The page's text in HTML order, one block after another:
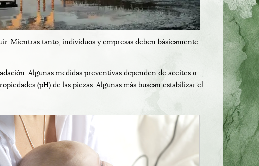
Mientras tanto, individuos y empresas deben básicamente
Algunas medidas preventivas dependen de aceites o
(pH) de las piezas. Algunas más buscan estabilizar el